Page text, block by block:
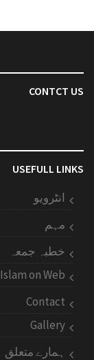
CONTCT US
USEFULL LINKS
انٹرویو
مہم
خطبہ جمعہ
Islam on Web
Contact
Gallery
ہمارے متعلق